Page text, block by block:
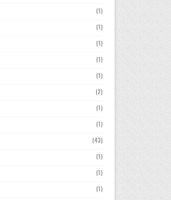
(1)
(1)
(1)
(1)
(1)
(2)
(1)
(1)
(43)
(1)
(1)
(1)